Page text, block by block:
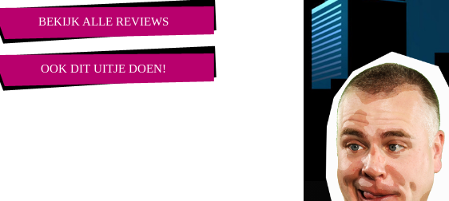
BEKIJK ALLE REVIEWS
OOK DIT UITJE DOEN!